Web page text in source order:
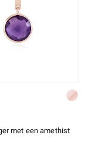
met een amethist